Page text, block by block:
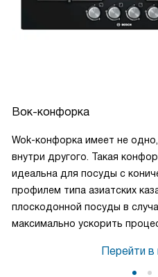
Вок-конфорка
Wok-конфорка имеет не
внутри другого. Такая
идеальна для посуды с
профилем типа азиатских
плоскодонной посуды в
максимально ускорить
Перейти в